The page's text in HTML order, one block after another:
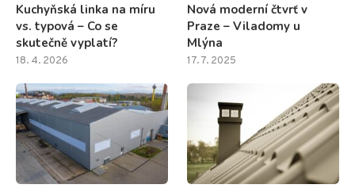
Kuchyňská linka na míru
vs. typová – Co se
skutečně vyplatí?
18. 4. 2026
Nová moderní čtvrť v
Praze – Viladomy u
Mlýna
17. 7. 2025